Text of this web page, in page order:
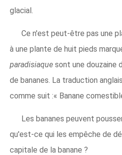
glacial.
Ce n'est peut-être pas une
à une plante de huit pieds
paradisiaque sont une douzaine
de bananes. La traduction
comme suit :« Banane
Les bananes peuvent
qu'est-ce qui les empêche de
capitale de la banane ?